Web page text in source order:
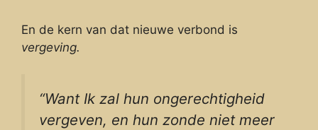
En de kern van dat nieuwe verbond is
vergeving.
“Want Ik zal hun ongerechtigheid
vergeven, en hun zonde niet meer